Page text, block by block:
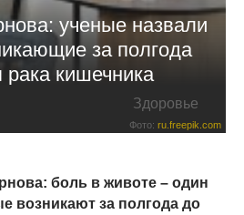
ученые назвали
за полгода
кишечника
Здоровье
Фото: ru.freepik.com
боль в животе – один
возникают за полгода до